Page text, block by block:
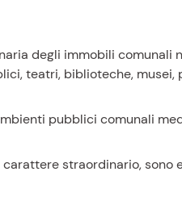
degli immobili comunali
teatri, biblioteche,
pubblici comunali
straordinario, sono